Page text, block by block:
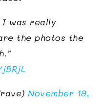
I was really
the photos the
November 19,